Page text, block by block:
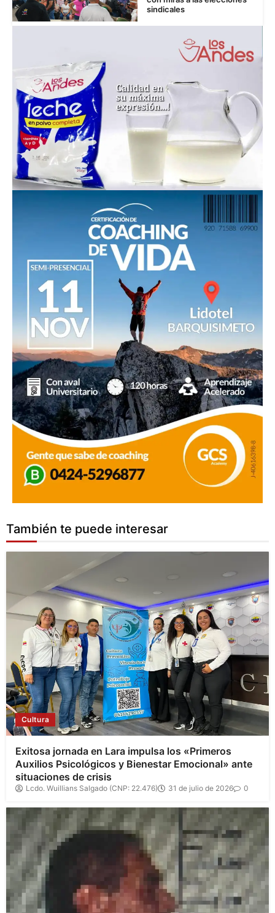
sindicales
También te puede interesar
Cultura
Exitosa jornada en Lara impulsa los «Primeros
Auxilios Psicológicos y Bienestar Emocional» ante
situaciones de crisis
Lcdo. Wuillians Salgado (CNP: 22.476) 31 de julio de 2026 0